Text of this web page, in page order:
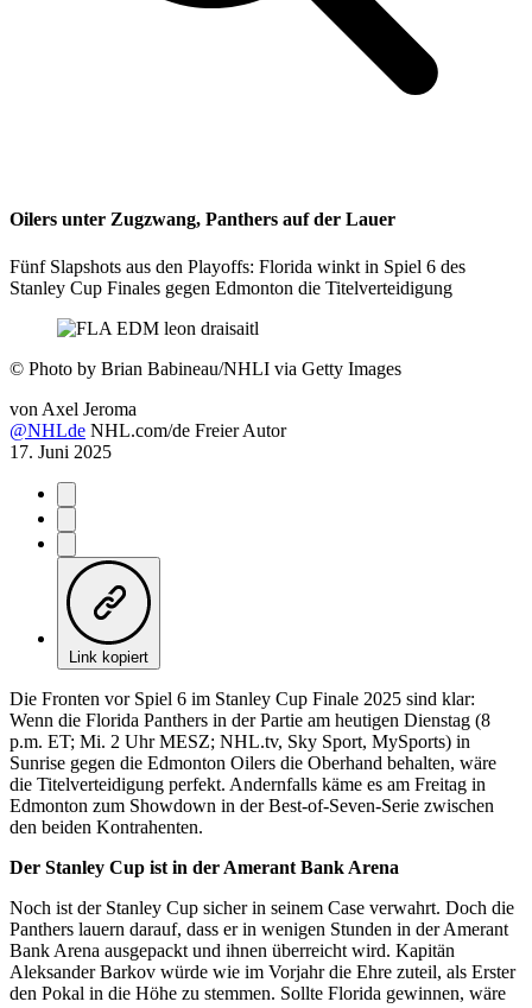
Oilers unter Zugzwang, Panthers auf der Lauer
Fünf Slapshots aus den Playoffs: Florida winkt in Spiel 6 des
Stanley Cup Finales gegen Edmonton die Titelverteidigung
© Photo by Brian Babineau/NHLI via Getty Images
von Axel Jeroma
@NHLde NHL.com/de Freier Autor
17. Juni 2025
Link kopiert
Die Fronten vor Spiel 6 im Stanley Cup Finale 2025 sind klar:
Wenn die Florida Panthers in der Partie am heutigen Dienstag (8
p.m. ET; Mi. 2 Uhr MESZ; NHL.tv, Sky Sport, MySports) in
Sunrise gegen die Edmonton Oilers die Oberhand behalten, wäre
die Titelverteidigung perfekt. Andernfalls käme es am Freitag in
Edmonton zum Showdown in der Best-of-Seven-Serie zwischen
den beiden Kontrahenten.
Der Stanley Cup ist in der Amerant Bank Arena
Noch ist der Stanley Cup sicher in seinem Case verwahrt. Doch die
Panthers lauern darauf, dass er in wenigen Stunden in der Amerant
Bank Arena ausgepackt und ihnen überreicht wird. Kapitän
Aleksander Barkov würde wie im Vorjahr die Ehre zuteil, als Erster
den Pokal in die Höhe zu stemmen. Sollte Florida gewinnen, wäre